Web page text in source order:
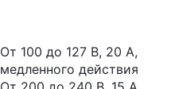
От 100 до 127 В, 20 А,
медленного действия